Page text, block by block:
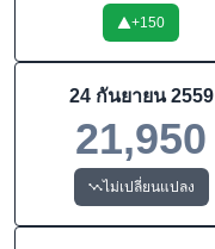
+150
24 กันยายน 2559
21,950
ไม่เปลี่ยนแปลง